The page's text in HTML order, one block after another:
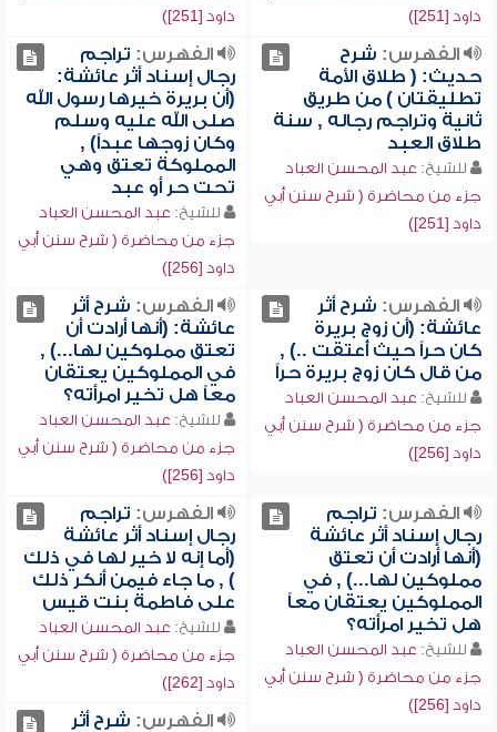
داود [251])
داود [251])
الفهرس: شرح
حديث: ( طلاق الأمة
تطليقتان ) من طريق
ثانية وتراجم رجاله , سنة
طلاق العبد
للشيخ: عبد المحسن العباد
جزء من محاضرة ( شرح سنن أبي
داود [251])
الفهرس: تراجم
رجال إسناد أثر عائشة:
(أن بريرة خيرها رسول الله
صلى الله عليه وسلم
وكان زوجها عبداً) ,
المملوكة تعتق وهي
تحت حر أو عبد
للشيخ: عبد المحسن العباد
جزء من محاضرة ( شرح سنن أبي
داود [256])
الفهرس: شرح أثر
عائشة: (أن زوج بريرة
كان حراً حيث أُعتقت ..) ,
من قال كان زوج بريرة حراً
للشيخ: عبد المحسن العباد
جزء من محاضرة ( شرح سنن أبي
داود [256])
الفهرس: شرح أثر
عائشة: (أنها أرادت أن
تعتق مملوكين لها...) ,
في المملوكين يعتقان
معاً هل تخير امرأته؟
للشيخ: عبد المحسن العباد
جزء من محاضرة ( شرح سنن أبي
داود [256])
الفهرس: تراجم
رجال إسناد أثر عائشة
(أنها أرادت أن تعتق
مملوكين لها...) , في
المملوكين يعتقان معاً
هل تخير امرأته؟
للشيخ: عبد المحسن العباد
جزء من محاضرة ( شرح سنن أبي
داود [256])
الفهرس: تراجم
رجال إسناد أثر عائشة
(أما إنه لا خير لها في ذلك
) , ما جاء فيمن أنكر ذلك
على فاطمة بنت قيس
للشيخ: عبد المحسن العباد
جزء من محاضرة ( شرح سنن أبي
داود [262])
الفهرس: شرح أثر